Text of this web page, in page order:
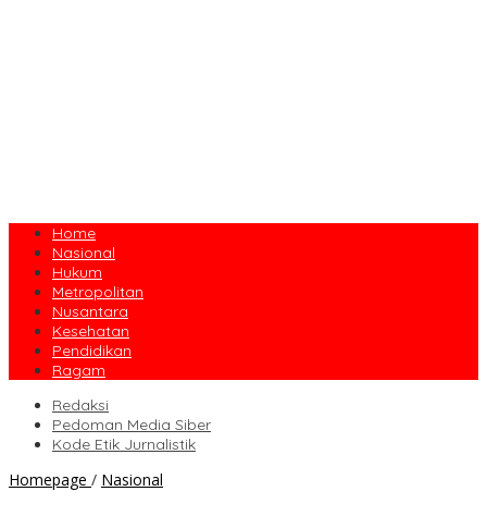
Home
Nasional
Hukum
Metropolitan
Nusantara
Kesehatan
Pendidikan
Ragam
Redaksi
Pedoman Media Siber
Kode Etik Jurnalistik
Homepage / Nasional